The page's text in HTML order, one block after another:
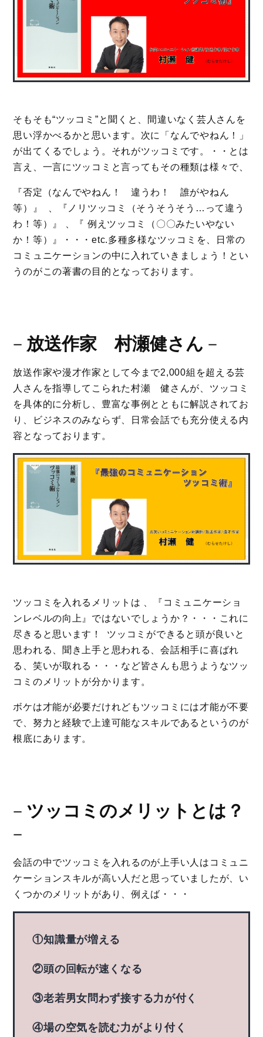
そもそも“ツッコミ”と聞くと、間違いなく芸人さんを
思い浮かべるかと思います。次に「なんでやねん！」
が出てくるでしょう。それがツッコミです。・・とは
言え、一言にツッコミと言ってもその種類は様々で、
『否定（なんでやねん！ 違うわ！ 誰がやねん
等）』 、『ノリツッコミ（そうそうそう…って違う
わ！等）』 、『 例えツッコミ（〇〇みたいやない
か！等）』・・・etc.多種多様なツッコミを、日常の
コミュニケーションの中に入れていきましょう！とい
うのがこの著書の目的となっております。
－ 放送作家 村瀬健さん －
放送作家や漫才作家として今まで2,000組を超える芸
人さんを指導してこられた村瀬 健さんが、ツッコミ
を具体的に分析し、豊富な事例とともに解説されてお
り、ビジネスのみならず、日常会話でも充分使える内
容となっております。
ツッコミを入れるメリットは 、『コミュニケーショ
ンレベルの向上』ではないでしょうか？・・・これに
尽きると思います！ ツッコミができると頭が良いと
思われる、聞き上手と思われる、会話相手に喜ばれ
る、笑いが取れる・・・など皆さんも思うようなツッ
コミのメリットが分かります。
ボケは才能が必要だけれどもツッコミには才能が不要
で、努力と経験で上達可能なスキルであるというのが
根底にあります。
－ ツッコミのメリットとは？
－
会話の中でツッコミを入れるのが上手い人はコミュニ
ケーションスキルが高い人だと思っていましたが、い
くつかのメリットがあり、例えば・・・
①知識量が増える
②頭の回転が速くなる
③老若男女問わず接する力が付く
④場の空気を読む力がより付く